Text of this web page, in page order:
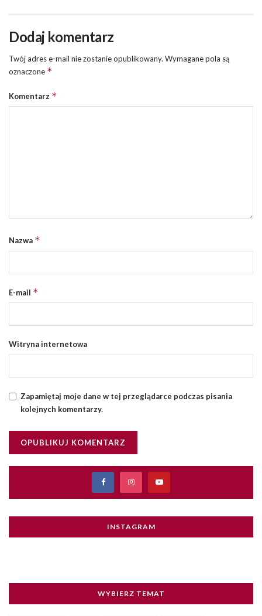
Dodaj komentarz
Twój adres e-mail nie zostanie opublikowany. Wymagane pola są
oznaczone *
Komentarz *
Nazwa *
E-mail *
Witryna internetowa
Zapamiętaj moje dane w tej przeglądarce podczas pisania
kolejnych komentarzy.
INSTAGRAM
WYBIERZ TEMAT